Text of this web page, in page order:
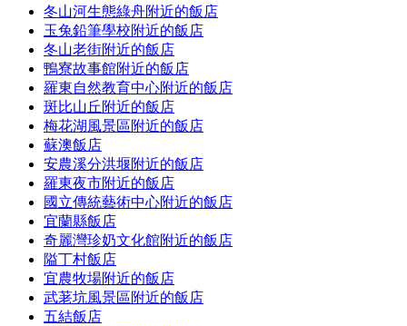
冬山河生態綠舟附近的飯店
玉兔鉛筆學校附近的飯店
冬山老街附近的飯店
鴨寮故事館附近的飯店
羅東自然教育中心附近的飯店
斑比山丘附近的飯店
梅花湖風景區附近的飯店
蘇澳飯店
安農溪分洪堰附近的飯店
羅東夜市附近的飯店
國立傳統藝術中心附近的飯店
宜蘭縣飯店
奇麗灣珍奶文化館附近的飯店
隘丁村飯店
宜農牧場附近的飯店
武荖坑風景區附近的飯店
五結飯店